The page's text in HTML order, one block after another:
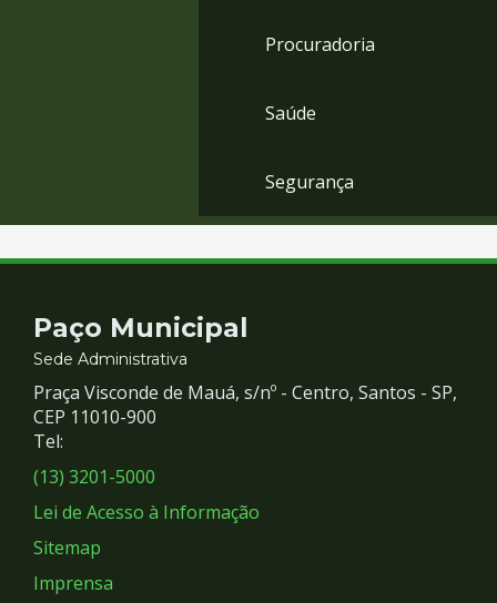
Procuradoria
Saúde
Segurança
Contato
e
Redes
Sociais
Paço Municipal
Sede Administrativa
Praça Visconde de Mauá, s/nº - Centro, Santos - SP,
CEP 11010-900
Tel:
(13) 3201-5000
Lei de Acesso à Informação
Sitemap
Imprensa